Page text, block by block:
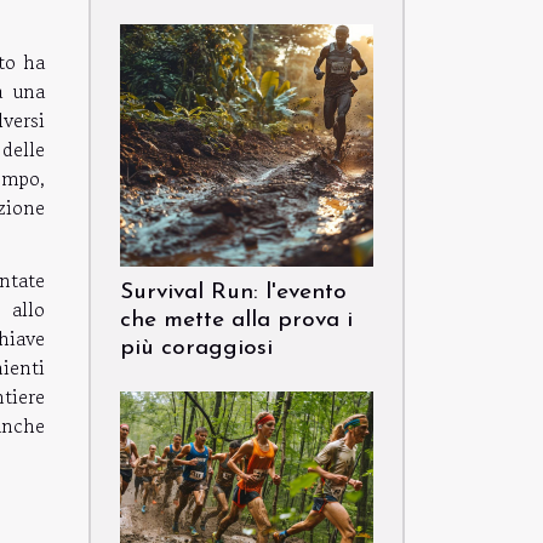
ha
una
allo
Survival Run: l'evento
che mette alla prova i
più coraggiosi